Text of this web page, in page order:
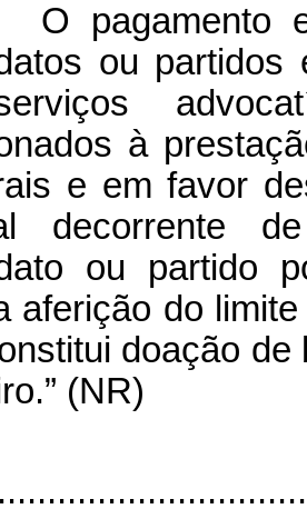
O pagamento
ou partidos
à
e em favor
decorrente
ou partido
aferição do
doação
(NR)